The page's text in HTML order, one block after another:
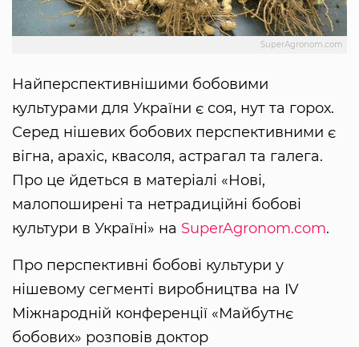
SuperAgronom.com
Найперспективнішими бобовими
культурами для України є соя, нут та горох.
Серед нішевих бобових перспективними є
вігна, арахіс, квасоля, астрагал та галега.
Про це йдеться в матеріалі «Нові,
малопоширені та нетрадиційні бобові
культури в Україні» на SuperAgronom.com.
Про перспективні бобові культури у
нішевому сегменті виробництва на IV
Міжнародній конференції «Майбутнє
бобових» розповів доктор